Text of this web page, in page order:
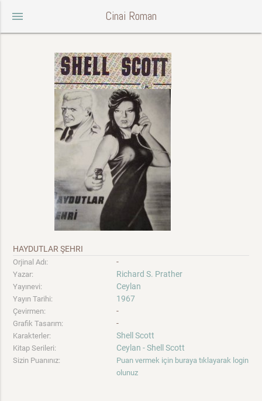
menu Cinai Roman
HAYDUTLAR ŞEHRI
Orjinal Adı: -
Yazar: Richard S. Prather
Yayınevi: Ceylan
Yayın Tarihi: 1967
Çevirmen: -
Grafik Tasarım: -
Karakterler: Shell Scott
Kitap Serileri: Ceylan - Shell Scott
Sizin Puanınız:
Puan vermek için buraya tıklayarak login
olunuz